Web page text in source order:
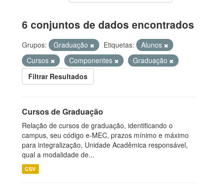
6 conjuntos de dados encontrados
Grupos: Graduação Etiquetas:
Alunos
Cursos
Componentes
Graduação
Filtrar Resultados
Cursos de Graduação
Relação de cursos de graduação, identificando o
campus, seu código e-MEC, prazos mínimo e máximo
para integralização, Unidade Acadêmica responsável,
qual a modalidade de...
CSV